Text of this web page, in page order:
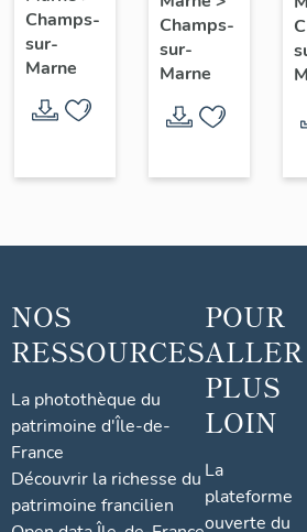
bâtiments
Rabelais
et
Lavoisier
Champs-
sur-
Marne
Champs-
sur-
Marne
NOS
RESSOURCES
La photothèque du
patrimoine d'Île-de-
France
Découvrir la richesse du
patrimoine francilien
POUR
ALLER
PLUS
LOIN
La
plateforme
ouverte du